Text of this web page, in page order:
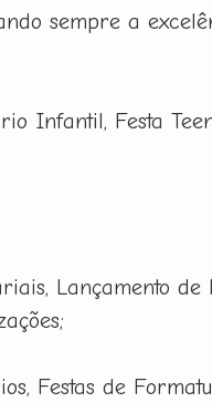
sempre a
Infantil, Festa
Lançamento de
Festas de